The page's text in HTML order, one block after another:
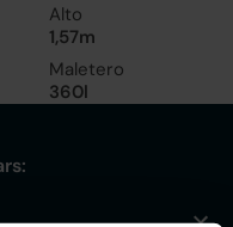
Alto
1,57m
Maletero
360l